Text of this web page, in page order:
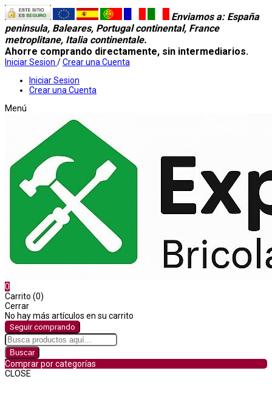
Enviamos a: España
peninsula, Baleares, Portugal continental, France
metroplitane, Italia continentale.
Ahorre comprando directamente, sin intermediarios.
Iniciar Sesion /Crear una Cuenta
Iniciar Sesion
Crear una Cuenta
Menú
0
Carrito (0)
Cerrar
No hay más artículos en su carrito
Seguir comprando
Buscar
Comprar por categorías
CLOSE